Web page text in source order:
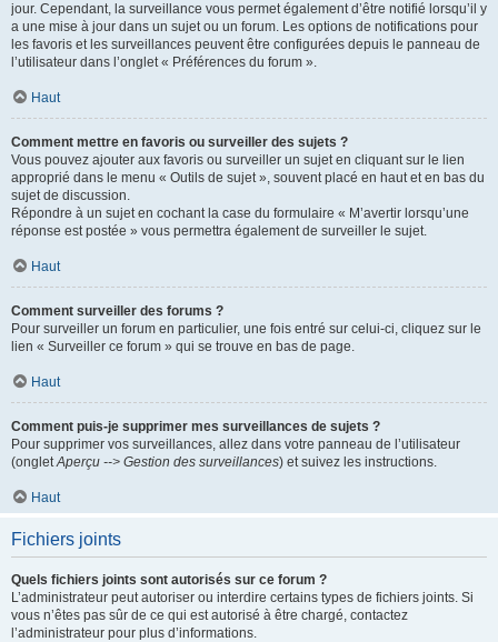
jour. Cependant, la surveillance vous permet également d’être notifié lorsqu’il y
a une mise à jour dans un sujet ou un forum. Les options de notifications pour
les favoris et les surveillances peuvent être configurées depuis le panneau de
l’utilisateur dans l’onglet « Préférences du forum ».
Haut
Comment mettre en favoris ou surveiller des sujets ?
Vous pouvez ajouter aux favoris ou surveiller un sujet en cliquant sur le lien
approprié dans le menu « Outils de sujet », souvent placé en haut et en bas du
sujet de discussion.
Répondre à un sujet en cochant la case du formulaire « M’avertir lorsqu’une
réponse est postée » vous permettra également de surveiller le sujet.
Haut
Comment surveiller des forums ?
Pour surveiller un forum en particulier, une fois entré sur celui-ci, cliquez sur le
lien « Surveiller ce forum » qui se trouve en bas de page.
Haut
Comment puis-je supprimer mes surveillances de sujets ?
Pour supprimer vos surveillances, allez dans votre panneau de l’utilisateur
(ongletAperçu --> Gestion des surveillances) et suivez les instructions.
Haut
Fichiers joints
Quels fichiers joints sont autorisés sur ce forum ?
L’administrateur peut autoriser ou interdire certains types de fichiers joints. Si
vous n’êtes pas sûr de ce qui est autorisé à être chargé, contactez
l’administrateur pour plus d’informations.